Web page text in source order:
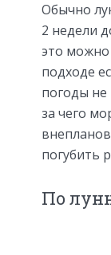
Обычно
2 недели
это можно
подходе
погоды не
за чего
погубить
По